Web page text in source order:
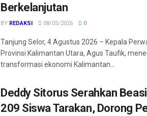
Berkelanjutan
BY REDAKSI 08/05/2026 0
Tanjung Selor, 4 Agustus 2026 – Kepala
Provinsi Kalimantan Utara, Agus Taufik,
transformasi ekonomi Kalimantan...
Deddy Sitorus Serahkan
209 Siswa Tarakan, Dorong